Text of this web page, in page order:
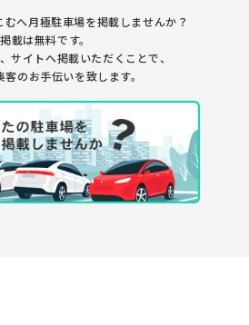
むへ月極駐車場を掲載しませんか？
掲載は無料です。
サイトへ掲載いただくことで、
のお手伝いを致します。